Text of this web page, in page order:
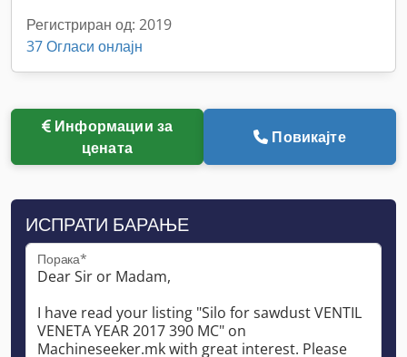
Регистриран од: 2019
37 Огласи онлајн
Информации за
цената
Повикајте
ИСПРАТИ БАРАЊЕ
Порака*